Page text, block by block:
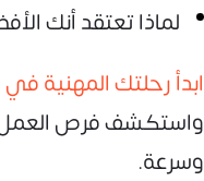
لماذا تعتقد أنك
ابدأ رحلتك المهنية
واستكشف فرص العمل
وسرعة.